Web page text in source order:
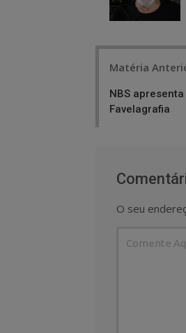
Matéria
NBS
Favelagrafia
O seu